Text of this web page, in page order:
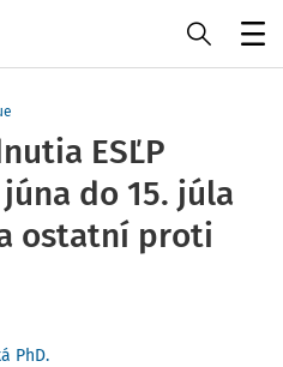
ESĽP
do 15. júla
ostatní proti
PhD.